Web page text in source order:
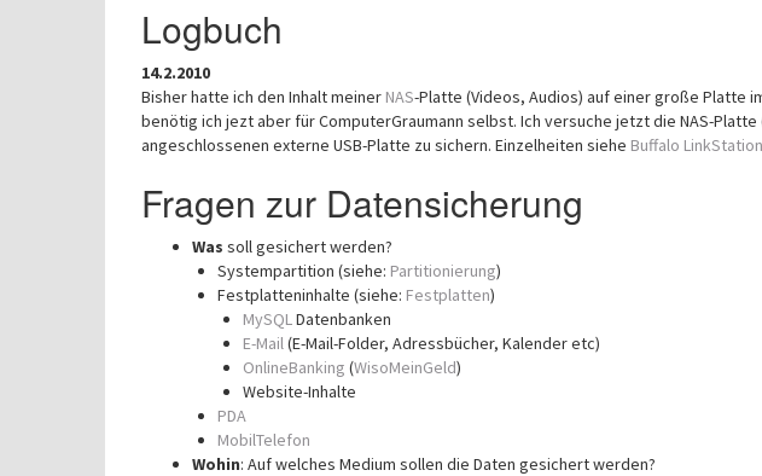
Logbuch
14.2.2010
Bisher hatte ich den Inhalt meiner NAS-Platte (Videos, Audios) auf einer große Platte
benötig ich jezt aber für ComputerGraumann selbst. Ich versuche jetzt die NAS-Platte
angeschlossenen externe USB-Platte zu sichern. Einzelheiten siehe Buffalo LinkStation
Fragen zur Datensicherung
Was soll gesichert werden?
Systempartition (siehe: Partitionierung)
Festplatteninhalte (siehe: Festplatten)
MySQLDatenbanken
E-Mail(E-Mail-Folder, Adressbücher, Kalender etc)
OnlineBanking (WisoMeinGeld)
Website-Inhalte
PDA
MobilTelefon
Wohin: Auf welches Medium sollen die Daten gesichert werden?